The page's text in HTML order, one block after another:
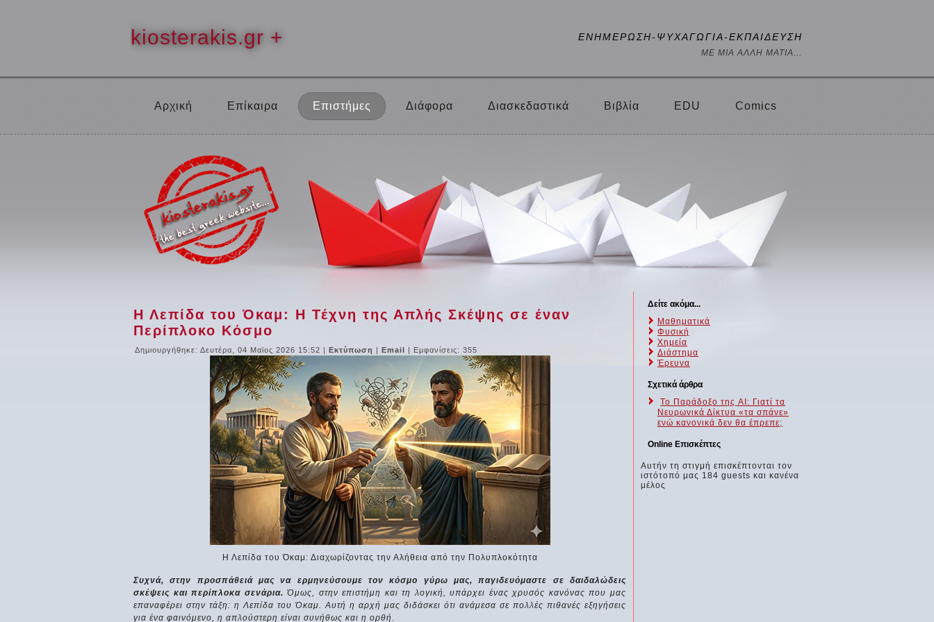
kiosterakis.gr + ΕΝΗΜΕΡΩΣΗ-ΨΥΧΑΓΩΓΙΑ-ΕΚΠΑΙΔΕΥΣΗ
ΜΕ ΜΙΑ ΑΛΛΗ ΜΑΤΙΑ...
Αρχική Επίκαιρα Επιστήμες Διάφορα Διασκεδαστικά Βιβλία EDU Comics
Η Λεπίδα του Όκαμ: Η Τέχνη της Απλής Σκέψης σε έναν
Περίπλοκο Κόσμο
Δημιουργήθηκε: Δευτέρα, 04 Μαϊος 2026 15:52 | Εκτύπωση | Email | Εμφανίσεις: 355
Η Λεπίδα του Όκαμ: Διαχωρίζοντας την Αλήθεια από την Πολυπλοκότητα
Συχνά, στην προσπάθειά μας να ερμηνεύσουμε τον κόσμο γύρω μας, παγιδευόμαστε σε δαιδαλώδεις
σκέψεις και περίπλοκα σενάρια. Όμως, στην επιστήμη και τη λογική, υπάρχει ένας χρυσός κανόνας που μας
επαναφέρει στην τάξη: η Λεπίδα του Όκαμ. Αυτή η αρχή μας διδάσκει ότι ανάμεσα σε πολλές πιθανές εξηγήσεις
για ένα φαινόμενο, η απλούστερη είναι συνήθως και η ορθή.
Δείτε ακόμα...
Μαθηματικά
Φυσική
Χημεία
Διάστημα
Έρευνα
Σχετικά άρθρα
Το Παράδοξο της AI: Γιατί τα
Νευρωνικά Δίκτυα «τα σπάνε»
ενώ κανονικά δεν θα έπρεπε;
Online Επισκέπτες
Αυτήν τη στιγμή επισκέπτονται τον
ιστότοπό μας 184 guests και κανένα
μέλος